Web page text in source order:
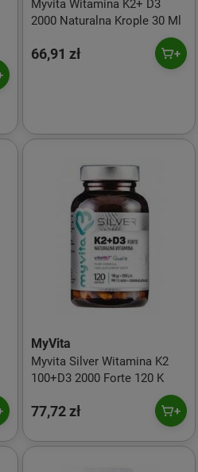
Myvita Witamina K2+ D3
2000 Naturalna Krople 30 Ml
66,91 zł
MyVita
Myvita Silver Witamina K2
100+D3 2000 Forte 120 K
77,72 zł